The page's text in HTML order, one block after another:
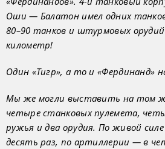
Оши — Балатон имел одних
80–90 танков и штурмовых
километр!
Один «Тигр», а то и «Фердинанд»
Мы же могли выставить на том
четыре станковых пулемета,
ружья и два орудия. По живой
десять раз, по артиллерии — в